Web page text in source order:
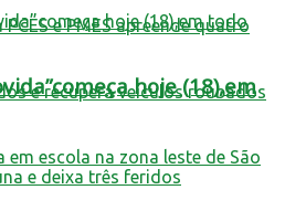
hoje (18),em